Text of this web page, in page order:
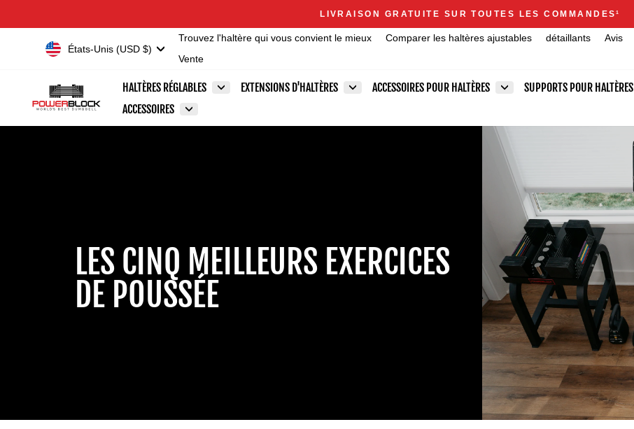
Diaporama
Pause
Announcements
LIVRAISON GRATUITE SUR TOUTES LES COMMANDES1
DeviseÉtats-Unis (USD $)
Trouvez l'haltère qui vous convient le mieux Comparer les haltères ajustables détaillants Avis
Vente
HALTÈRES RÉGLABLES EXTENSIONS D'HALTÈRES ACCESSOIRES POUR HALTÈRES SUPPORTS POUR HALTÈRES
ACCESSOIRES
LES CINQ MEILLEURS EXERCICES
DE POUSSÉE